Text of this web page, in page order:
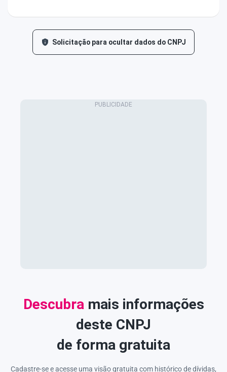
Solicitação para ocultar dados do CNPJ
Descubra mais informações
deste CNPJ
de forma gratuita
Cadastre-se e acesse uma visão gratuita com histórico de dívidas,